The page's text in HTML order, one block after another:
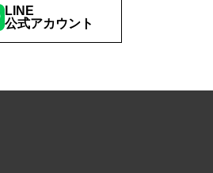
LINE
公式アカウント